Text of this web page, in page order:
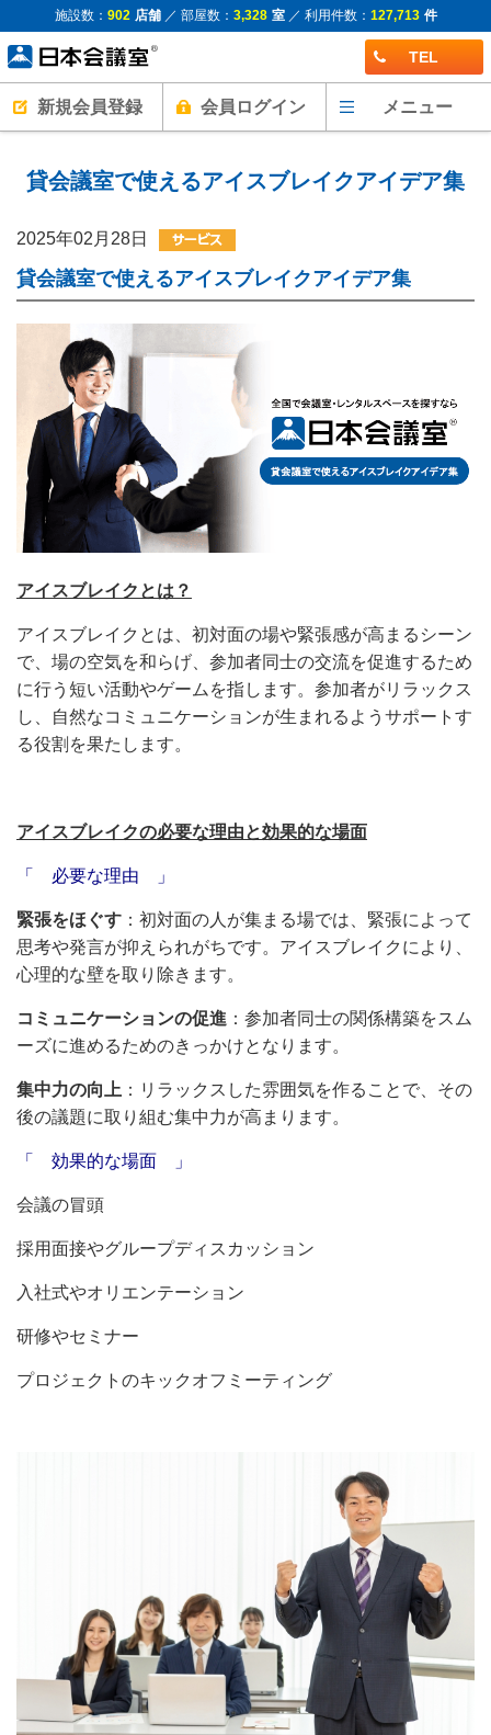
施設数： 902 店舗／ 部屋数： 3,328 室／ 利用件数： 127,713 件
TEL
新規会員登録 会員ログイン メニュー
貸会議室で使えるアイスブレイクアイデア集
2025年02月28日
貸会議室で使えるアイスブレイクアイデア集
アイスブレイクとは？
アイスブレイクとは、初対面の場や緊張感が高まるシーン
で、場の空気を和らげ、参加者同士の交流を促進するため
に行う短い活動やゲームを指します。参加者がリラックス
し、自然なコミュニケーションが生まれるようサポートす
る役割を果たします。
アイスブレイクの必要な理由と効果的な場面
「 必要な理由 」
緊張をほぐす ：初対面の人が集まる場では、緊張によって
思考や発言が抑えられがちです。アイスブレイクにより、
心理的な壁を取り除きます。
コミュニケーションの促進 ：参加者同士の関係構築をスム
ーズに進めるためのきっかけとなります。
集中力の向上 ：リラックスした雰囲気を作ることで、その
後の議題に取り組む集中力が高まります。
「 効果的な場面 」
会議の冒頭
採用面接やグループディスカッション
入社式やオリエンテーション
研修やセミナー
プロジェクトのキックオフミーティング